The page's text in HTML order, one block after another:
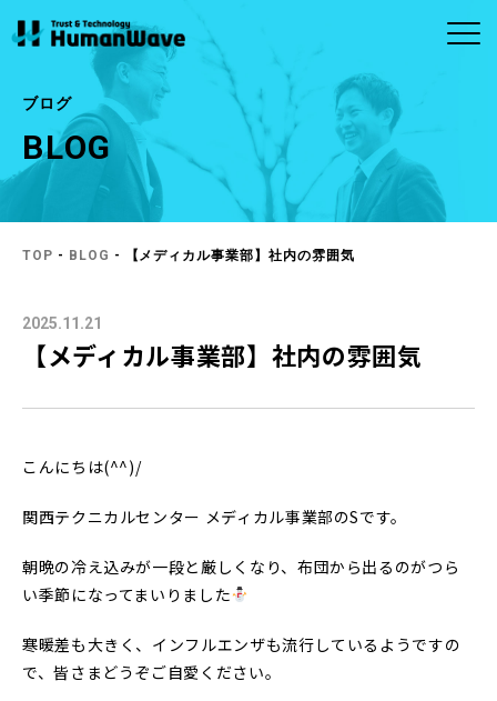
ヒューマンウェイブについ
MORE
ン
会社概要
事業内容 MORE
半導体 ビルメンテナンス
グ・人材（人財）
紹介
CONTACT お問い合わせ
お問い合わせ
商品のお問い合わ
ブログ
BLOG
TOP - BLOG - 【メディカル事業部】社内の雰囲気
2025.11.21
【メディカル事業部】社内の雰囲気
こんにちは(^^)/
関西テクニカルセンター メディカル事業部のSです。
朝晩の冷え込みが一段と厳しくなり、布団から出るのがつら
い季節になってまいりました
寒暖差も大きく、インフルエンザも流行しているようですの
で、皆さまどうぞご自愛ください。